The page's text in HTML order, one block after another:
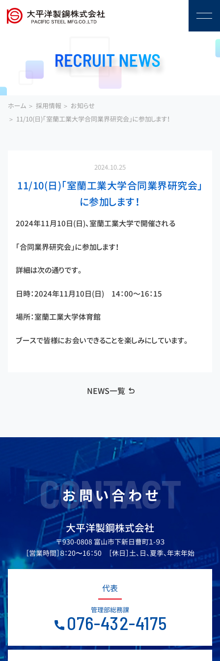
ホーム 採用情報
お知らせ
11/10(日)「室蘭工業大学合同業界研究会」に参加します！
2024.10.25
11/10(日)「室蘭工業大学合同業界研究会」
に参加します！
2024年11月10日(日)、室蘭工業大学で開催される
「合同業界研究会」に参加します！
詳細は次の通りです。
日時：2024年11月10日(日) 14：00～16：15
場所：室蘭工業大学体育館
ブースで皆様にお会いできることを楽しみにしています。
NEWS一覧
CONTACT
お問い合わせ
大平洋製鋼株式会社
〒930-0808 富山市下新日曹町１-９３
［営業時間］８：20〜16：50 ［休日］土、日、夏季、年末年始
代表
管理部総務課
076-432-4175